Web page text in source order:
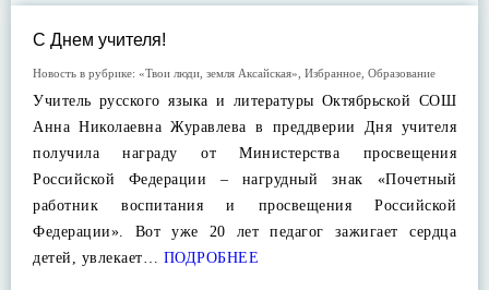
С Днем учителя!
Новость в рубрике: «Твои люди, земля Аксайская» Избранное Образование
Учитель русского языка и литературы Октябрьской СОШ
Анна Николаевна Журавлева в преддверии Дня учителя
получила награду от Министерства просвещения
Российской Федерации – нагрудный знак «Почетный
работник воспитания и просвещения Российской
Федерации». Вот уже 20 лет педагог зажигает сердца
детей, увлекает… ПОДРОБНЕЕ